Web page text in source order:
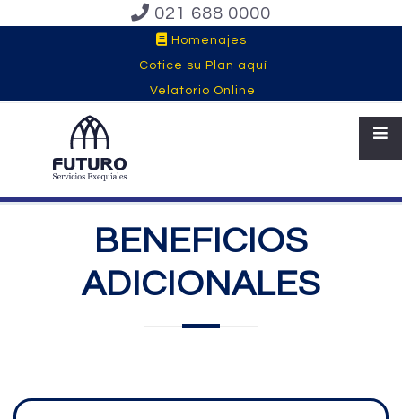
021 688 0000
Homenajes
Cotice su Plan aquí
Velatorio Online
BENEFICIOS
ADICIONALES